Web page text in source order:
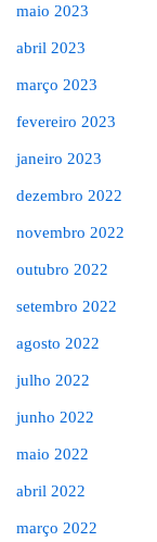
maio 2023
abril 2023
março 2023
fevereiro 2023
janeiro 2023
dezembro 2022
novembro 2022
outubro 2022
setembro 2022
agosto 2022
julho 2022
junho 2022
maio 2022
abril 2022
março 2022